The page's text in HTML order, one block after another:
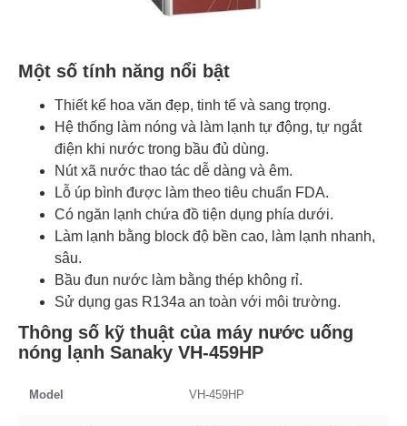
Một số tính năng nổi bật
Thiết kế hoa văn đẹp, tinh tế và sang trọng.
Hệ thống làm nóng và làm lạnh tự động, tự ngắt
điện khi nước trong bầu đủ dùng.
Nút xã nước thao tác dễ dàng và êm.
Lỗ úp bình được làm theo tiêu chuẩn FDA.
Có ngăn lạnh chứa đồ tiện dụng phía dưới.
Làm lạnh bằng block độ bền cao, làm lạnh nhanh,
sâu.
Bầu đun nước làm bằng thép không rỉ.
Sử dụng gas R134a an toàn với môi trường.
Thông số kỹ thuật của máy nước uống
nóng lạnh Sanaky VH-459HP
Model VH-459HP